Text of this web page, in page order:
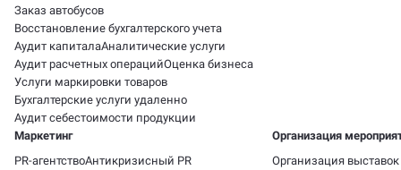
Заказ автобусов
Восстановление бухгалтерского учета
Аудит капиталаАналитические услуги
Аудит расчетных операцийОценка бизнеса
Услуги маркировки товаров
Бухгалтерские услуги удаленно
Аудит себестоимости продукции
Маркетинг
PR-агентствоАнтикризисный PR
Организация
Организация выставок